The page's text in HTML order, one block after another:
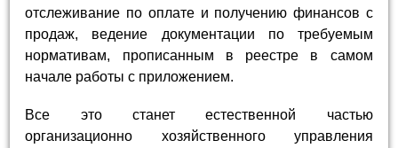
отслеживание по оплате и получению финансов с
продаж, ведение документации по требуемым
нормативам, прописанным в реестре в самом
начале работы с приложением.
Все это станет естественной частью
организационно хозяйственного управления